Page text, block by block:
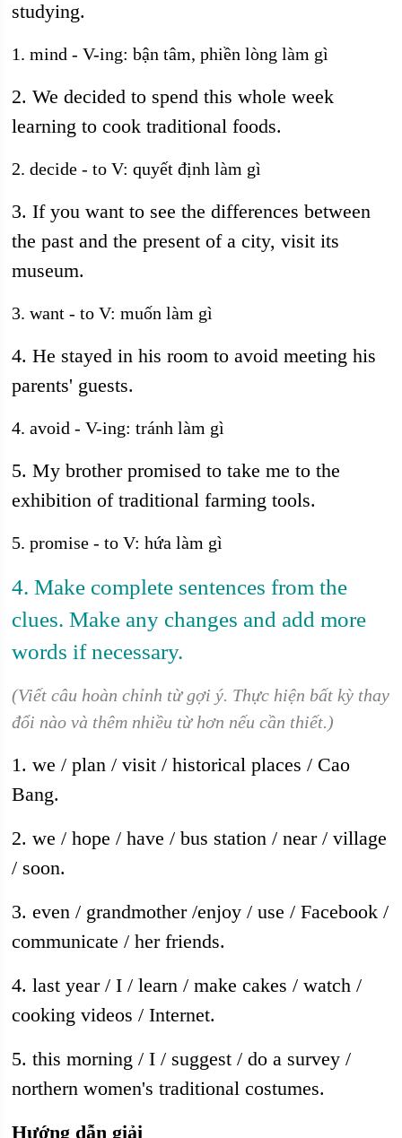
studying.
1. mind - V-ing: bận tâm, phiền lòng làm gì
2. We decided to spend this whole week
learning to cook traditional foods.
2. decide - to V: quyết định làm gì
3. If you want to see the differences between
the past and the present of a city, visit its
museum.
3. want - to V: muốn làm gì
4. He stayed in his room to avoid meeting his
parents' guests.
4. avoid - V-ing: tránh làm gì
5. My brother promised to take me to the
exhibition of traditional farming tools.
5. promise - to V: hứa làm gì
4. Make complete sentences from the
clues. Make any changes and add more
words if necessary.
(Viết câu hoàn chỉnh từ gợi ý. Thực hiện bất kỳ thay
đổi nào và thêm nhiều từ hơn nếu cần thiết.)
1. we / plan / visit / historical places / Cao
Bang.
2. we / hope / have / bus station / near / village
/ soon.
3. even / grandmother /enjoy / use / Facebook /
communicate / her friends.
4. last year / I / learn / make cakes / watch /
cooking videos / Internet.
5. this morning / I / suggest / do a survey /
northern women's traditional costumes.
Hướng dẫn giải